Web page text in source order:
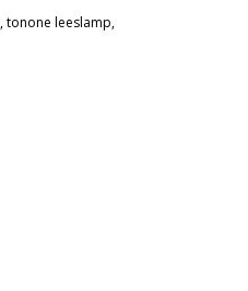
,tonone leeslamp,